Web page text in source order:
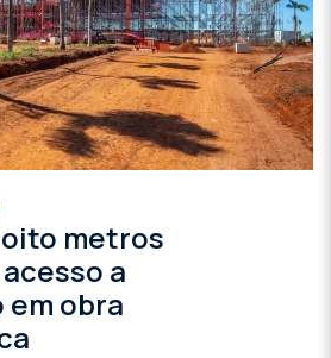
metros
a
obra